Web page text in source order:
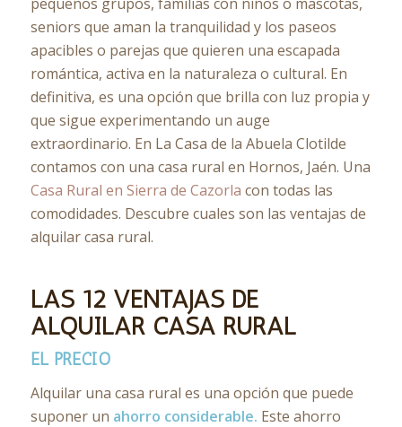
seniors que aman la tranquilidad y los paseos
apacibles o parejas que quieren una escapada
romántica, activa en la naturaleza o cultural. En
definitiva, es una opción que brilla con luz propia y
que sigue experimentando un auge
extraordinario. En La Casa de la Abuela Clotilde
contamos con una casa rural en Hornos, Jaén. Una
Casa Rural en Sierra de Cazorla con todas las
comodidades. Descubre cuales son las ventajas de
alquilar casa rural.
LAS 12 VENTAJAS DE
ALQUILAR CASA RURAL
EL PRECIO
Alquilar una casa rural es una opción que puede
suponer un ahorro considerable. Este ahorro